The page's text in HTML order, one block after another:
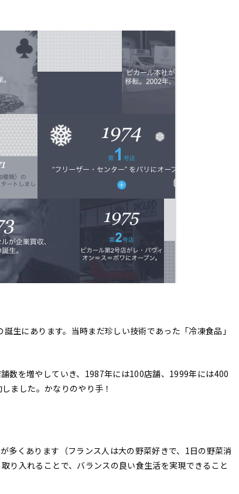
生にあります。当時まだ珍しい技術であった「冷凍食品」
数を増やしていき、1987年には100店舗、1999年には400
ました。かなりのやり手！
多くあります（フランス人は大の野菜好きで、1日の野菜消
り入れることで、バランスの良い食生活を実現できること